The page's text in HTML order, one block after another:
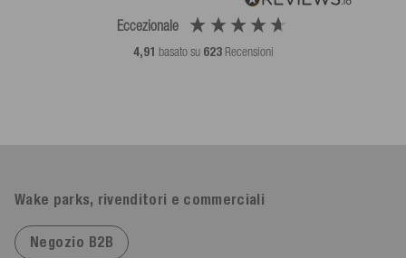
Eccezionale
4,91 basato su 623 Recensioni
Wake parks, rivenditori e commerciali
Negozio B2B